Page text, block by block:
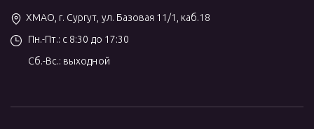
ХМАО, г. Сургут, ул. Базовая 11/1, каб.18
Пн.-Пт.: с 8:30 до 17:30
Сб.-Вс.: выходной